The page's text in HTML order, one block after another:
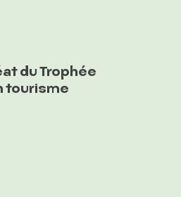
du Trophée
tourisme